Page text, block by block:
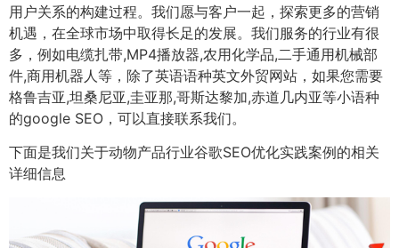
用户关系的构建过程。我们愿与客户一起，探索更多的营销
机遇，在全球市场中取得长足的发展。我们服务的行业有很
多，例如电缆扎带,MP4播放器,农用化学品,二手通用机械部
件,商用机器人等，除了英语语种英文外贸网站，如果您需要
格鲁吉亚,坦桑尼亚,圭亚那,哥斯达黎加,赤道几内亚等小语种
的google SEO，可以直接联系我们。
下面是我们关于动物产品行业谷歌SEO优化实践案例的相关
详细信息